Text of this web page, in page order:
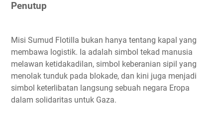
Penutup
Misi Sumud Flotilla bukan hanya tentang kapal yang
membawa logistik. Ia adalah simbol tekad manusia
melawan ketidakadilan, simbol keberanian sipil yang
menolak tunduk pada blokade, dan kini juga menjadi
simbol keterlibatan langsung sebuah negara Eropa
dalam solidaritas untuk Gaza.